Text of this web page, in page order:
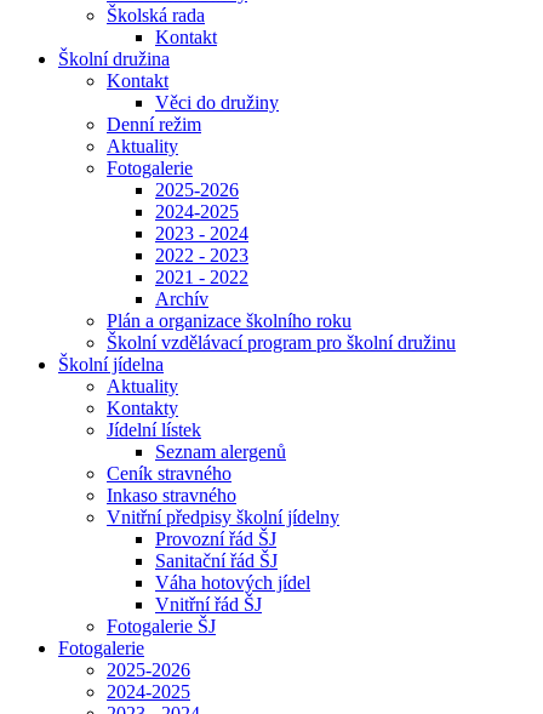
Školská rada
Kontakt
Školní družina
Kontakt
Věci do družiny
Denní režim
Aktuality
Fotogalerie
2025-2026
2024-2025
2023 - 2024
2022 - 2023
2021 - 2022
Archív
Plán a organizace školního roku
Školní vzdělávací program pro školní družinu
Školní jídelna
Aktuality
Kontakty
Jídelní lístek
Seznam alergenů
Ceník stravného
Inkaso stravného
Vnitřní předpisy školní jídelny
Provozní řád ŠJ
Sanitační řád ŠJ
Váha hotových jídel
Vnitřní řád ŠJ
Fotogalerie ŠJ
Fotogalerie
2025-2026
2024-2025